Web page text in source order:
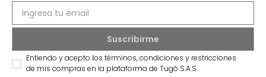
Entiendo y acepto los términos, condiciones y restricciones
de mis compras en la plataforma de Tugó S.A.S.